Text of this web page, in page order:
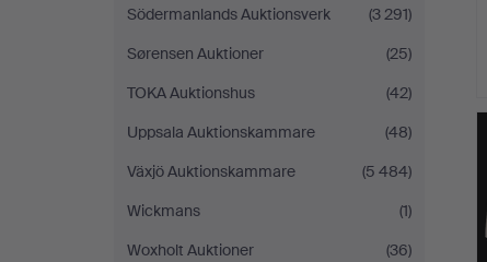
Södermanlands Auktionsverk
(3 291)
Sørensen Auktioner
(25)
TOKA Auktionshus
(42)
Uppsala Auktionskammare
(48)
Växjö Auktionskammare
(5 484)
Wickmans
(1)
Woxholt Auktioner
(36)